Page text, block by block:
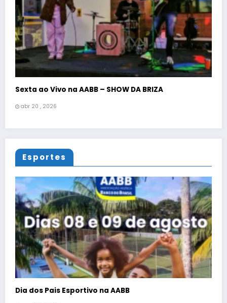
Sexta ao Vivo na AABB – SHOW DA BRIZA
abr 20 , 2026
Esportes
Dia dos Pais Esportivo na AABB